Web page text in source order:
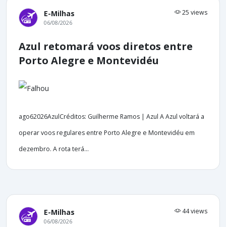
E-Milhas 25 views
06/08/2026
Azul retomará voos diretos entre
Porto Alegre e Montevidéu
ago62026AzulCréditos: Guilherme Ramos | Azul A Azul voltará a
operar voos regulares entre Porto Alegre e Montevidéu em
dezembro. A rota terá...
E-Milhas 44 views
06/08/2026